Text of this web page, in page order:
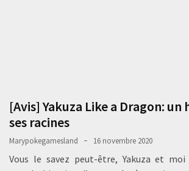
[Avis] Yakuza Like a Dragon: un
ses racines
Marypokegamesland 16 novembre 2020
Vous le savez peut-être, Yakuza et moi